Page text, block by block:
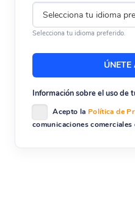
Selecciona tu idioma preferido.
Información sobre el uso de
Acepto la Política de
comunicaciones